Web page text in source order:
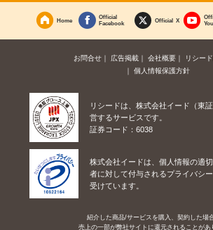
Home
Official
Facebook
Official X
お問合せ 広告掲載 会社概要
リシー
個人情報保護方針
リシードは、株式会社イード（東
営するサービスです。
証券コード：6038
株式会社イードは、個人情報の適
者に対して付与されるプライバシ
受けています。
紹介した商品/サービスを購入、契約した場合
売上の一部が弊社サイトに還元されることがあ